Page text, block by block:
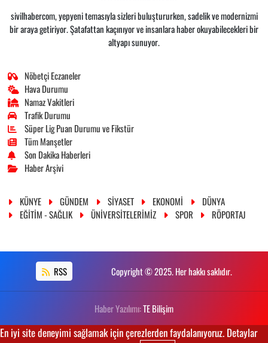
sivilhabercom, yepyeni temasıyla sizleri buluştururken, sadelik ve modernizmi
bir araya getiriyor. Şatafattan kaçınıyor ve insanlara haber okuyabilecekleri bir
altyapı sunuyor.
Nöbetçi Eczaneler
Hava Durumu
Namaz Vakitleri
Trafik Durumu
Süper Lig Puan Durumu ve Fikstür
Tüm Manşetler
Son Dakika Haberleri
Haber Arşivi
KÜNYE GÜNDEM SİYASET EKONOMİ
DÜNYA
EĞİTİM - SAĞLIK
ÜNİVERSİTELERİMİZ SPOR RÖPORTAJ
RSS Copyright © 2025. Her hakkı saklıdır.
Haber Yazılımı:TE Bilişim
En iyi site deneyimi sağlamak için çerezlerden faydalanıyoruz. Detaylar